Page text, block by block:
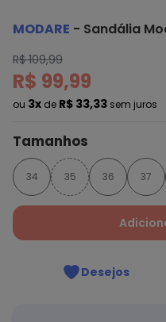
MODARE - Sandália
R$ 109,99
R$ 99,99
ou 3x de R$ 33,33 sem juros
Tamanhos
34 35 36 37
Desejos